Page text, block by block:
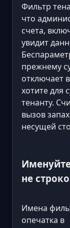
Фильтр
что
счета,
увидит
прежнему
отключает
хотите для
тенанту.
вызов
несущей
не
Имена
опечатка в